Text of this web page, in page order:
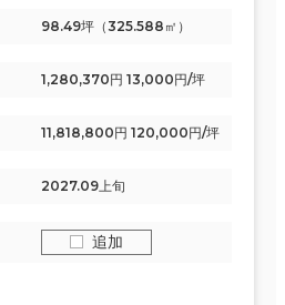
98.49坪（325.588㎡）
1,280,370円 13,000円/坪
11,818,800円 120,000円/坪
2027.09上旬
追加